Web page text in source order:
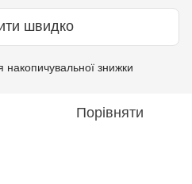
швидко
накопичувальної знижки
Порівняти